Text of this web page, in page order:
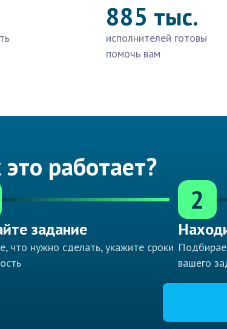
885 тыс.
исполнителей готовы
помочь вам
работает?
задание
что нужно сделать, укажите сроки
2
вашего